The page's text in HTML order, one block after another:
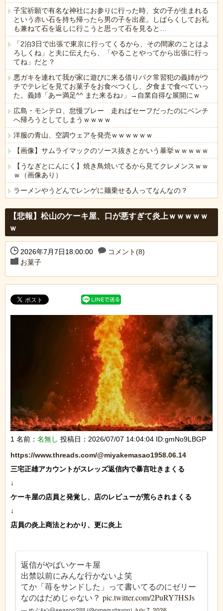
子宝祈願で有名な神社にお参りに行った時、女の子が生まれる
という赤い石を持ち帰ったら男の子を出産。しばらくしてお礼
も兼ねて石を返しに行こうと思って石を見ると…
「2泊3日で出張で東京に行ってくるから、その間家のことはよ
ろしくね」と夫に伝えたら、「やることやってから出張に行っ
てね」だと？
悪ガキを連れて我が家に遊びに来る借りパク常習犯の義姉がウ
チでテレビを見てお菓子をお食べつくし、夕食まで食べていっ
た。義姉「あー満足^^ また来るね♪」→自業自得な展開にｗ
広島・モンテロ、怠慢プレー 走ればセーフだったのにベンチ
へ帰ろうとしてしまうｗｗｗｗ
洋服の青山、空調ウェアを発売ｗｗｗｗｗｗ
【画像】サムライマックのソース抜きとかいう暴挙ｗｗｗｗｗ
【うなぎとにんにく】焼き鳥焼いてるから見てクレメンスｗｗ
ｗ（画像あり）
ラーメンやうどんでレンゲに麺乗せる人ってなんなの？
【悲報】松山のケーキ屋、口が悪すぎて炎上ｗｗｗｗｗ
ｗ
2026年7月7日18:00:00
コメント(8)
お菓子
1 名前： 名無し 投稿日：2026/07/07 14:04:04 ID:gmNo9LBGP
https://www.threads.com/@miyakemasao1958.06.14
三宅正雄アカウントがスレッズ返信内で暴言吐きまくる
↓
ケーキ屋の店員と発覚し、店のレビューが荒らされまくる
↓
店員の炎上商法とわかり、更に炎上
返信がやばいケーキ屋
出禁以前にみんな行かないよ笑
てか「苺をサンドした」って書いてるのにゼリー
なのはだめじゃない？ pic.twitter.com/2PuRY7HSJs